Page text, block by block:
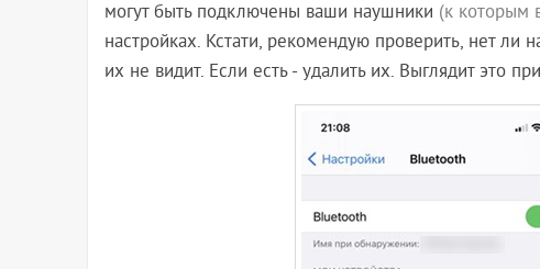
могут быть подключены ваши наушники (к которым
настройках. Кстати, рекомендую проверить, нет
их не видит. Если есть - удалить их. Выглядит это